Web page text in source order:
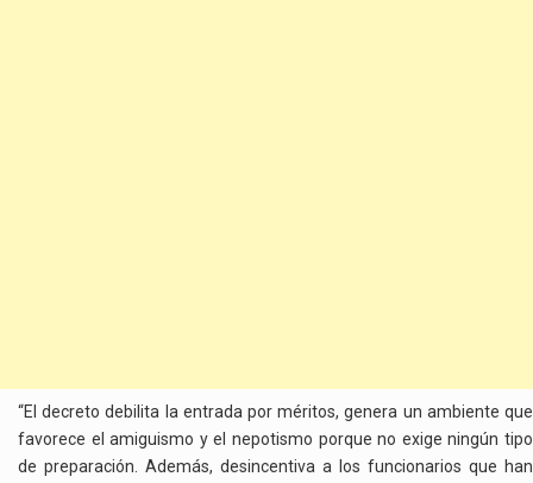
“El decreto debilita la entrada por méritos, genera un ambiente que
favorece el amiguismo y el nepotismo porque no exige ningún tipo
de preparación. Además, desincentiva a los funcionarios que han